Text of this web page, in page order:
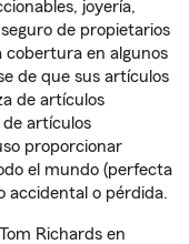
joyería,
de propietarios
cobertura en algunos
de que sus artículos
de artículos
de artículos
proporcionar
el mundo (perfecta
accidental o pérdida.
Richards en